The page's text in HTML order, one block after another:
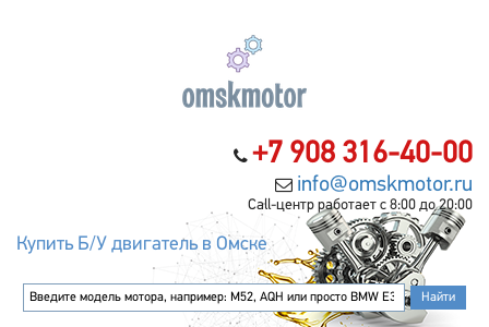
+7 908 316-40-00
info@omskmotor.ru
Call-центр работает с 8:00 до 20:00
Купить Б/У двигатель в Омске